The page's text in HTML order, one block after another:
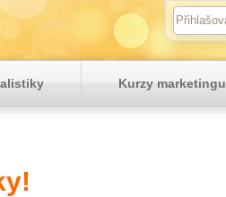
Kurzy marketingu